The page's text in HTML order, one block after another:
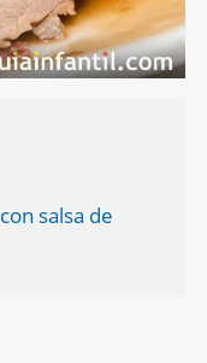
salsa de